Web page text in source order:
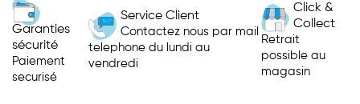
Garanties
sécurité
Paiement
securisé
Service Client
Contactez nous par mail
telephone du lundi au
vendredi
Click &
Collect
Retrait
possible au
magasin